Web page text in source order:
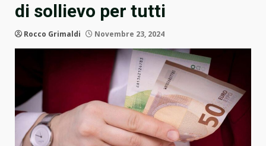
di sollievo per tutti
Rocco Grimaldi Novembre 23, 2024